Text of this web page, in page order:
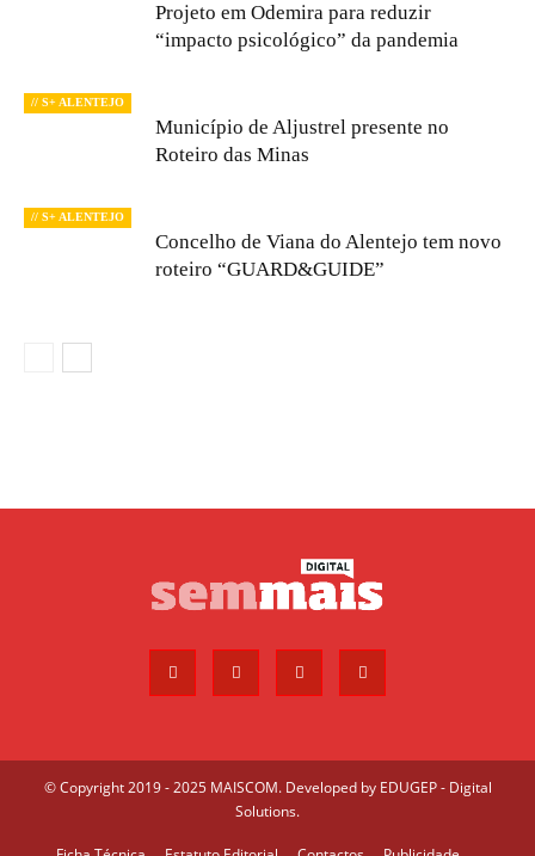
Projeto em Odemira para reduzir
“impacto psicológico” da pandemia
// S+ ALENTEJO
Município de Aljustrel presente no
Roteiro das Minas
// S+ ALENTEJO
Concelho de Viana do Alentejo tem novo
roteiro “GUARD&GUIDE”
© Copyright 2019 - 2025 MAISCOM. Developed by EDUGEP - Digital
Solutions.